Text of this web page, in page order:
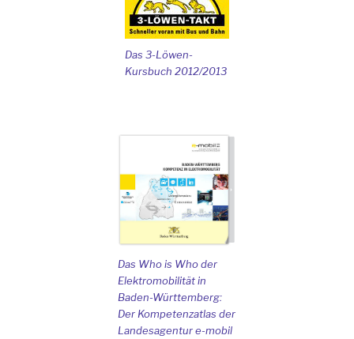
Das 3-Löwen-
Kursbuch 2012/2013
Das Who is Who der
Elektromobilität in
Baden-Württemberg:
Der Kompetenzatlas der
Landesagentur e-mobil